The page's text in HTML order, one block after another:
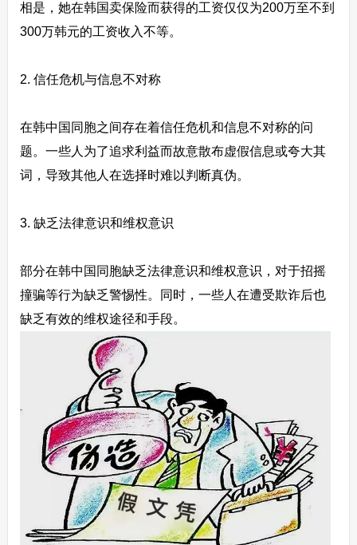
相是，她在韩国卖保险而获得的工资仅仅为200万至不到
300万韩元的工资收入不等。
2. 信任危机与信息不对称
在韩中国同胞之间存在着信任危机和信息不对称的问
题。一些人为了追求利益而故意散布虚假信息或夸大其
词，导致其他人在选择时难以判断真伪。
3. 缺乏法律意识和维权意识
部分在韩中国同胞缺乏法律意识和维权意识，对于招摇
撞骗等行为缺乏警惕性。同时，一些人在遭受欺诈后也
缺乏有效的维权途径和手段。